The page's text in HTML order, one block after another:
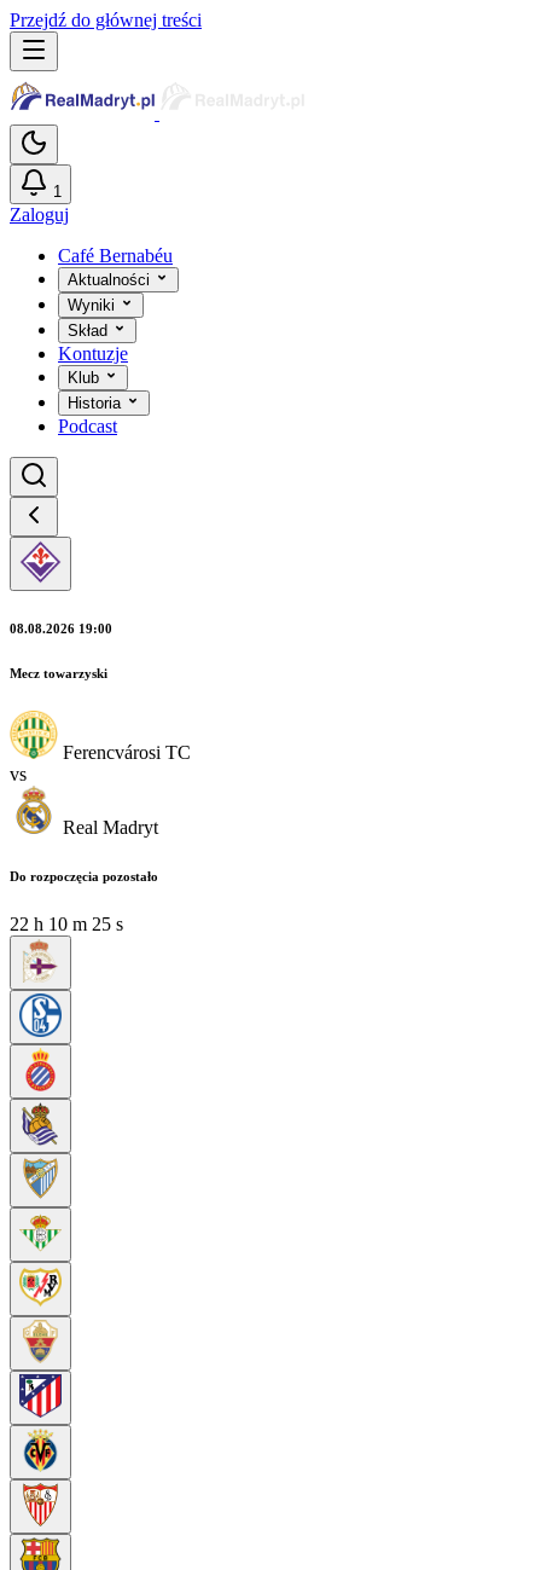
Przejdź do głównej treści
1
Zaloguj
Café Bernabéu
Aktualności
Wyniki
Skład
Kontuzje
Klub
Historia
Podcast
08.08.2026 19:00
Mecz towarzyski
Ferencvárosi TC
vs
Real Madryt
Do rozpoczęcia pozostało
22 h 10 m 23 s